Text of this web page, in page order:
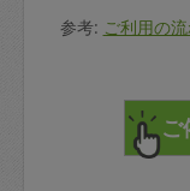
参考: ご利用の